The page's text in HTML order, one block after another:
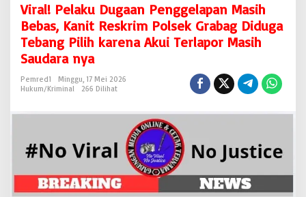
r
a
l
!
u
D
u
g
a
n
Viral! Pelaku Dugaan Penggelapan Masih
Bebas, Kanit Reskrim Polsek Grabag Diduga
Tebang Pilih karena Akui Terlapor Masih
Saudara nya
Pemred1
Minggu, 17 Mei 2026
Hukum/Kriminal
266 Dilihat